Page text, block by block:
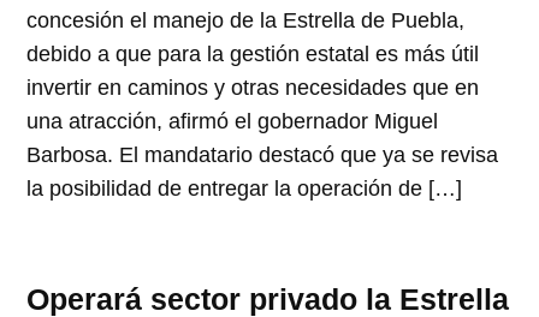
concesión el manejo de la Estrella de Puebla,
debido a que para la gestión estatal es más útil
invertir en caminos y otras necesidades que en
una atracción, afirmó el gobernador Miguel
Barbosa. El mandatario destacó que ya se revisa
la posibilidad de entregar la operación de […]
Operará sector privado la Estrella